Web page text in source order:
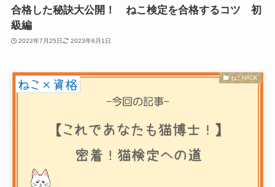
合格した秘訣大公開！ ねこ検定を合格するコツ 初
級編
2022年7月25日 2023年6月1日
ねこHACK